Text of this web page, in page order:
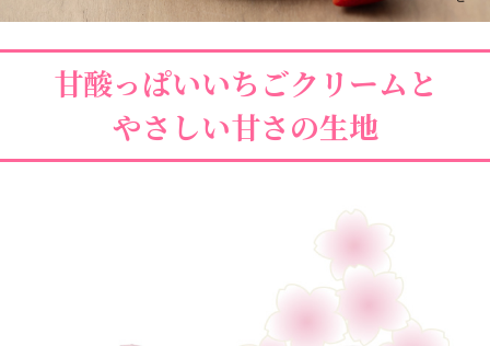
甘酸っぱいいちごクリームと
やさしい甘さの生地